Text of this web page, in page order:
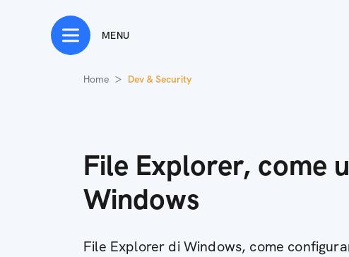
MENU
Home Dev & Security
File Explorer, come
Windows
File Explorer di Windows, come